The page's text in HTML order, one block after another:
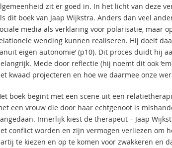
zit er goed in. In het licht van deze
dit boek van Jaap Wijkstra. Anders dan veel
media als verklaring voor polarisatie, maar
wending kunnen realiseren. Hij doelt
eigen autonomie’ (p10). Dit proces duidt hij
Mede door reflectie (hij noemt dit ook
kwaad projecteren en hoe we daarmee onze
boek begint met een scene uit een
een vrouw die door haar echtgenoot is
Innerlijk kiest de therapeut – Jaap
conflict worden en zijn vermogen verliezen om
te kiezen en op te komen voor zwakkeren en